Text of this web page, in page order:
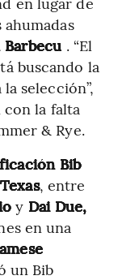
. “El
buscando la
selección”,
la falta
& Rye.
Bib
, entre
y Dai Due,
en una
un Bib